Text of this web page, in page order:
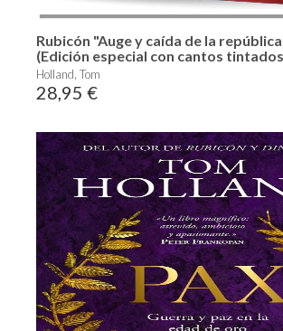
Rubicón "Auge y caída de la
(Edición especial con cantos
Holland, Tom
28,95 €